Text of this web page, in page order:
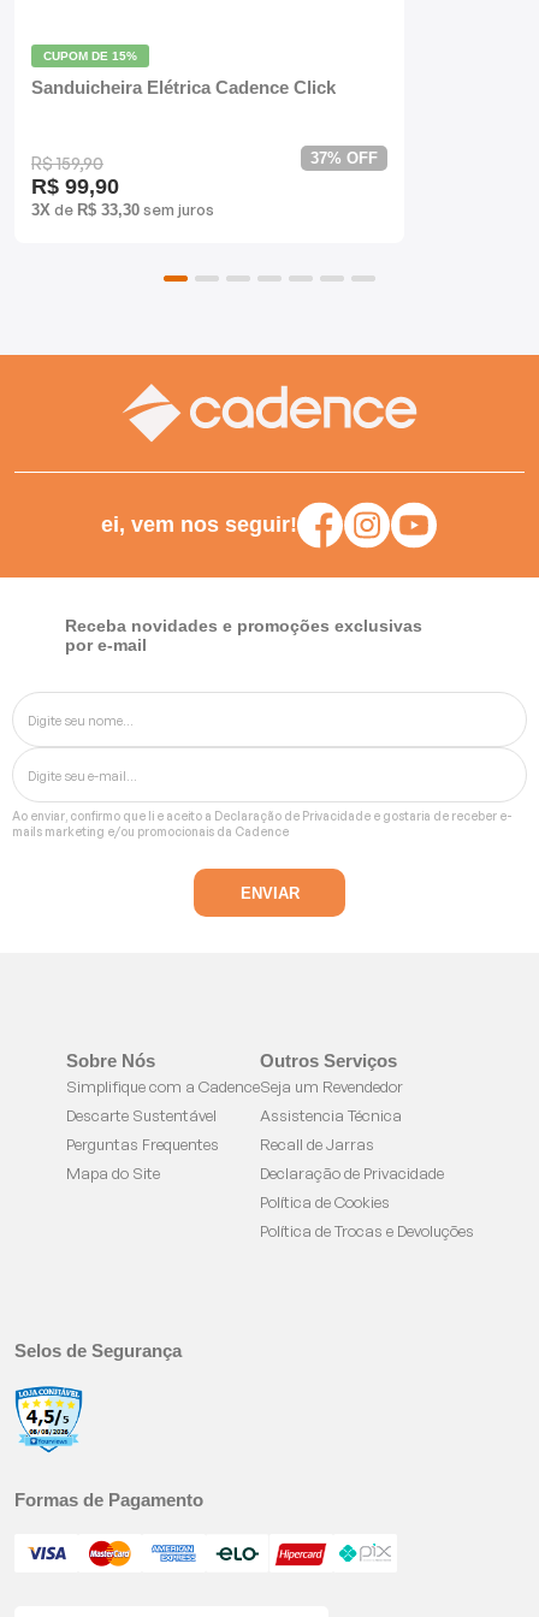
CUPOM DE 15%
Sanduicheira Elétrica Cadence Click
R$ 159,90
R$ 99,90
3X de R$ 33,30 sem juros
37% OFF
ei, vem nos seguir!
Receba novidades e promoções exclusivas
por e-mail
Ao enviar, confirmo que li e aceito a Declaração de Privacidade e gostaria de receber e-
mails marketing e/ou promocionais da Cadence
Sobre Nós
Simplifique com a Cadence
Descarte Sustentável
Perguntas Frequentes
Mapa do Site
Outros Serviços
Seja um Revendedor
Assistencia Técnica
Recall de Jarras
Declaração de Privacidade
Política de Cookies
Política de Trocas e Devoluções
Selos de Segurança
Formas de Pagamento